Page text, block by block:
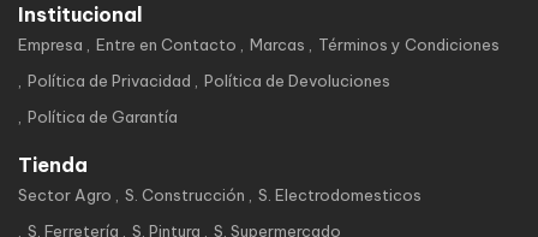
Institucional
Empresa Entre en Contacto Marcas
Términos y Condiciones
Política de Privacidad
Política de Devoluciones
Política de Garantía
Tienda
Sector Agro S. Construcción
S. Electrodomesticos
S. Ferretería
S. Pintura S. Supermercado